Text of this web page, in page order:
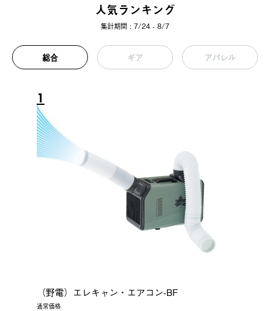
人気ランキング
集計期間 : 7/24 - 8/7
総合 ギア アパレル
1
（野電）エレキャン・エアコン-BF
通常価格